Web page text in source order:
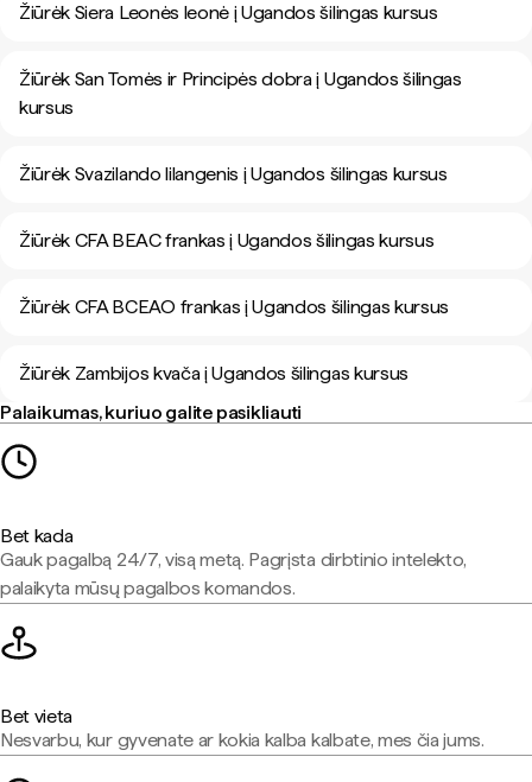
Žiūrėk Siera Leonės leonė į Ugandos šilingas kursus
Žiūrėk San Tomės ir Principės dobra į Ugandos šilingas
kursus
Žiūrėk Svazilando lilangenis į Ugandos šilingas kursus
Žiūrėk CFA BEAC frankas į Ugandos šilingas kursus
Žiūrėk CFA BCEAO frankas į Ugandos šilingas kursus
Žiūrėk Zambijos kvača į Ugandos šilingas kursus
Palaikumas, kuriuo galite pasikliauti
Bet kada
Gauk pagalbą 24/7, visą metą. Pagrįsta dirbtinio intelekto,
palaikyta mūsų pagalbos komandos.
Bet vieta
Nesvarbu, kur gyvenate ar kokia kalba kalbate, mes čia jums.